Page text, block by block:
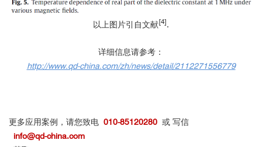
以上图片引自文献[4]
详细信息请参考：
http://www.qd-china.com/zh/news/detail/2112271556779
更多应用案例，请您致电 010-85120280 或 写信
info@qd-china.com